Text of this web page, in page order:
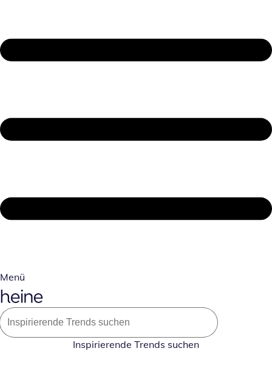
Menü
Inspirierende Trends suchen